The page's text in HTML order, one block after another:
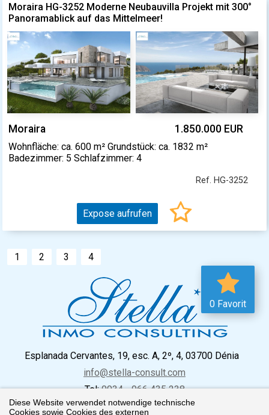
Moraira HG-3252 Moderne Neubauvilla Projekt mit 300°
Panoramablick auf das Mittelmeer!
Moraira 1.850.000 EUR
Wohnfläche: ca. 600 m² Grundstück: ca. 1832 m²
Badezimmer: 5 Schlafzimmer: 4
Ref. HG-3252
Expose aufrufen
1 2 3 4
0 Favorit
Esplanada Cervantes, 19, esc. A, 2º, 4, 03700 Dénia
info@stella-consult.com
Tel:0034 - 966 435 238
Diese Website verwendet notwendige technische
Cookies sowie Cookies des externen